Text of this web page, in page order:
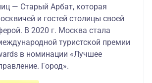
— Старый Арбат, которая
и гостей столицы своей
В 2020 г. Москва стала
туристской премии
в номинации «Лучшее
Город».